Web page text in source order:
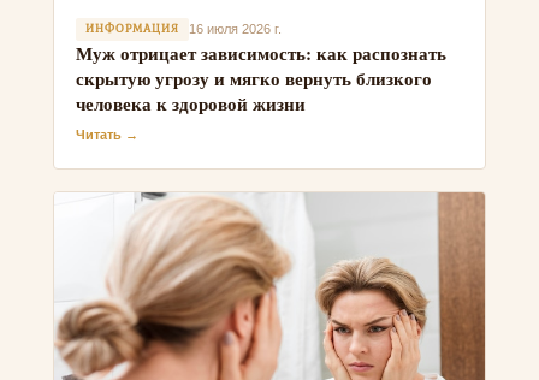
ИНФОРМАЦИЯ 16 июля 2026 г.
Муж отрицает зависимость: как распознать
скрытую угрозу и мягко вернуть близкого
человека к здоровой жизни
Читать →